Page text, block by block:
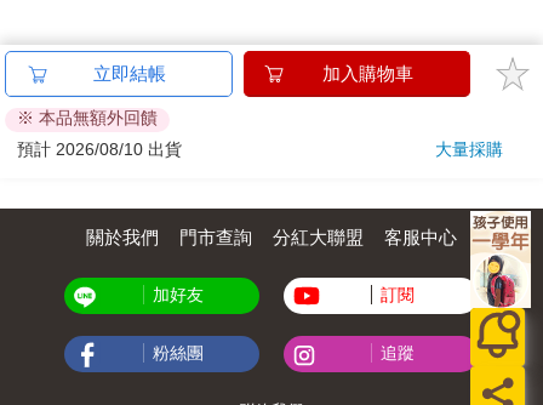
立即結帳 加入購物車
※ 本品無額外回饋
預計 2026/08/10 出貨
大量採購
關於我們 門市查詢 分紅大聯盟 客服中心
加好友 訂閱
粉絲團 追蹤